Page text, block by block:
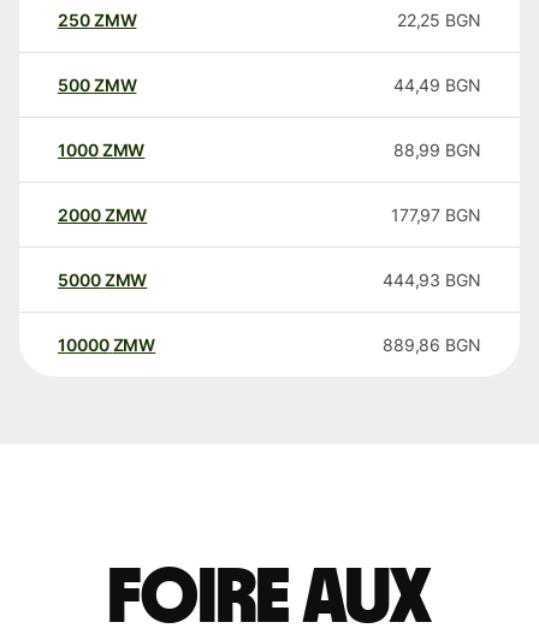
250ZMW 22,25 BGN
500ZMW 44,49 BGN
1000ZMW 88,99 BGN
2000ZMW 177,97 BGN
5000ZMW 444,93 BGN
10000 ZMW 889,86 BGN
Foire aux